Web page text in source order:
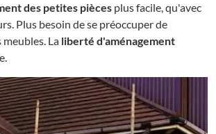
des petites pièces plus facile, qu'avec
Plus besoin de se préoccuper de
La liberté d'aménagement